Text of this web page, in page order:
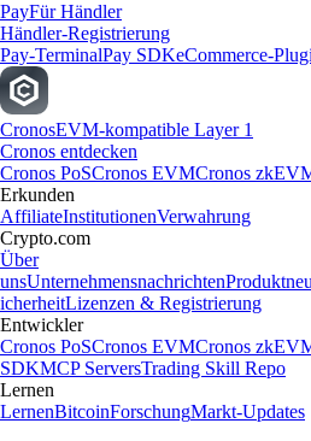
PayFür Händler
Händler-Registrierung
Pay-TerminalPay SDKeCommerce-
CronosEVM-kompatible Layer 1
Cronos entdecken
Cronos PoSCronos EVMCronos
Erkunden
AffiliateInstitutionenVerwahrung
Crypto.com
Über
unsUnternehmensnachrichten
icherheitLizenzen & Registrierung
Entwickler
Cronos PoSCronos EVMCronos
SDKMCP ServersTrading Skill Repo
Lernen
LernenBitcoinForschungMarkt-Updates